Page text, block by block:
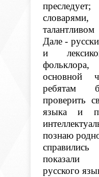
Дале -
и
основной
ребятам
проверить
языка и
познаю
показали
русского